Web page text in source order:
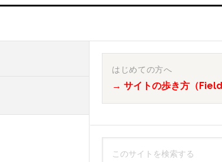
最
イ
はじめての方へ
→ サイトの歩き方（Field